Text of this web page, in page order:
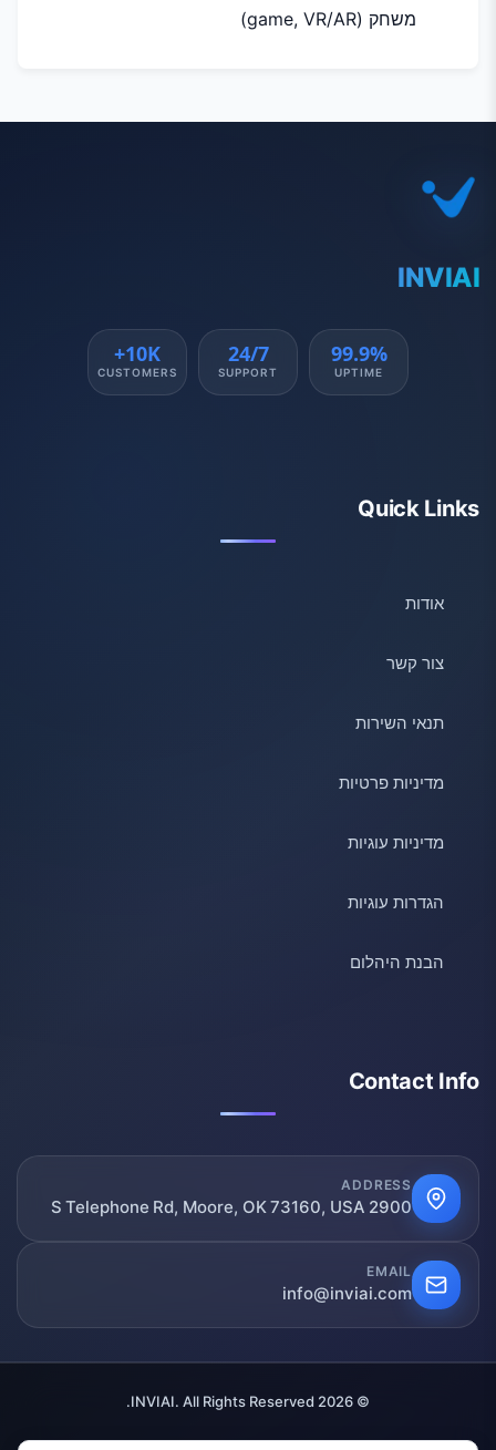
משחק (game, VR/AR)
INVIAI
99.9%
UPTIME
24/7
SUPPORT
10K+
CUSTOMERS
Quick Links
אודות
צור קשר
תנאי השירות
מדיניות פרטיות
מדיניות עוגיות
הגדרות עוגיות
הבנת היהלום
Contact Info
ADDRESS
2900 S Telephone Rd, Moore, OK 73160, USA
EMAIL
info@inviai.com
© 2026 INVIAI. All Rights Reserved.